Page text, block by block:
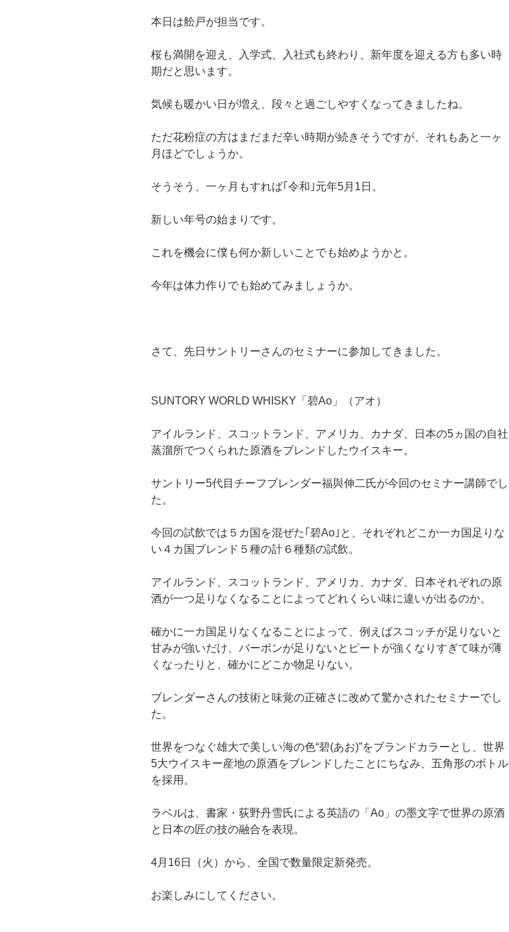
本日は舩戸が担当です。
桜も満開を迎え、入学式、入社式も終わり、新年度を迎える方も多い時
期だと思います。
気候も暖かい日が増え、段々と過ごしやすくなってきましたね。
ただ花粉症の方はまだまだ辛い時期が続きそうですが、それもあと一ヶ
月ほどでしょうか。
そうそう、一ヶ月もすれば｢令和｣元年5月1日。
新しい年号の始まりです。
これを機会に僕も何か新しいことでも始めようかと。
今年は体力作りでも始めてみましょうか。
さて、先日サントリーさんのセミナーに参加してきました。
SUNTORY WORLD WHISKY「碧Ao」（アオ）
アイルランド、スコットランド、アメリカ、カナダ、日本の5ヵ国の自社
蒸溜所でつくられた原酒をブレンドしたウイスキー。
サントリー5代目チーフブレンダー福與伸二氏が今回のセミナー講師でし
た。
今回の試飲では５カ国を混ぜた｢碧Ao｣と、それぞれどこか一カ国足りな
い４カ国ブレンド５種の計６種類の試飲。
アイルランド、スコットランド、アメリカ、カナダ、日本それぞれの原
酒が一つ足りなくなることによってどれくらい味に違いが出るのか。
確かに一カ国足りなくなることによって、例えばスコッチが足りないと
甘みが強いだけ、バーボンが足りないとピートが強くなりすぎて味が薄
くなったりと、確かにどこか物足りない。
ブレンダーさんの技術と味覚の正確さに改めて驚かされたセミナーでし
た。
世界をつなぐ雄大で美しい海の色“碧(あお)”をブランドカラーとし、世界
5大ウイスキー産地の原酒をブレンドしたことにちなみ、五角形のボトル
を採用。
ラベルは、書家・荻野丹雪氏による英語の「Ao」の墨文字で世界の原酒
と日本の匠の技の融合を表現。
4月16日（火）から、全国で数量限定新発売。
お楽しみにしてください。